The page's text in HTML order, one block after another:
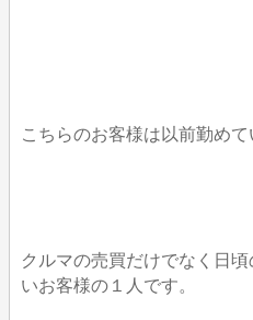
こちらのお客様は以前勤め
クルマの売買だけでなく日
いお客様の１人です。